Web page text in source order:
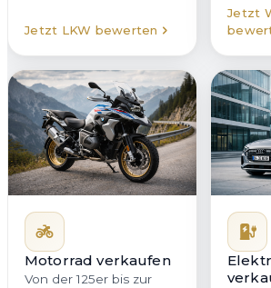
Jetzt LKW bewerten
Jetzt
Motorrad verkaufen
Von der 125er bis zur